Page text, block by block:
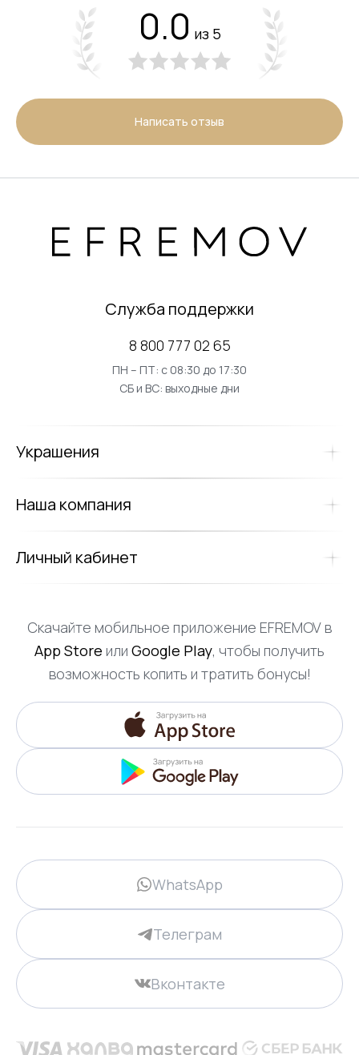
0.0 из 5
Написать отзыв
Служба поддержки
8 800 777 02 65
ПН – ПТ: с 08:30 до 17:30
СБ и ВС: выходные дни
Украшения
Наша компания
Личный кабинет
Скачайте мобильное приложение EFREMOV в
App Store или Google Play, чтобы получить
возможность копить и тратить бонусы!
WhatsApp
Телеграм
Вконтакте